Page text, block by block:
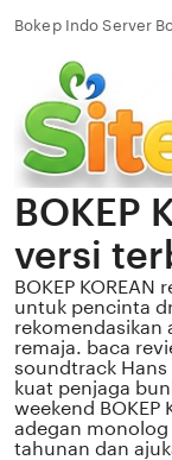
Bokep Indo Server
BOKEP
versi
BOKEP
untuk pencinta
rekomendasikan
remaja. baca
soundtrack Hans
kuat penjaga
weekend
adegan
tahunan dan